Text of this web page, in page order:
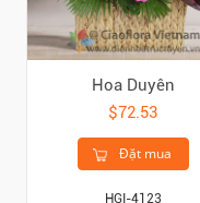
Hoa Duyên
$72.53
Đặt mua
HGI-4123